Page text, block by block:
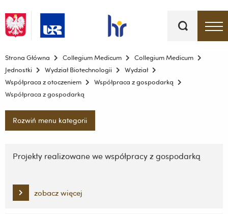
kluczowe
Menu - górna belka
Strona Główna Collegium Medicum
Collegium Medicum
Jednostki
Wydział Biotechnologii
Wydział
Współpraca z otoczeniem
Współpraca z gospodarką
Współpraca z gospodarką
Rozwiń menu kategorii
nawigację
treści
Projekty realizowane we współpracy z gospodarką
zobacz więcej